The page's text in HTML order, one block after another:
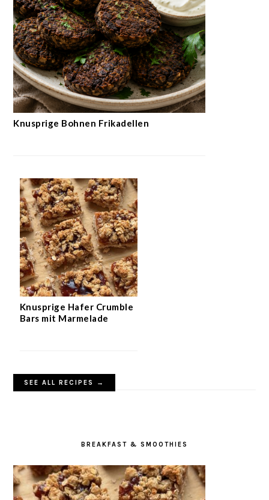
Knusprige Bohnen Frikadellen
Knusprige Hafer Crumble
Bars mit Marmelade
SEE ALL RECIPES →
BREAKFAST & SMOOTHIES